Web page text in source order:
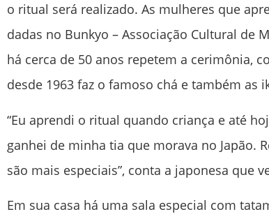
o ritual será realizado. As mulheres que
dadas no Bunkyo – Associação Cultural de
há cerca de 50 anos repetem a cerimônia,
desde 1963 faz o famoso chá e também as
“Eu aprendi o ritual quando criança e até
ganhei de minha tia que morava no Japão.
são mais especiais”, conta a japonesa que
Em sua casa há uma sala especial com